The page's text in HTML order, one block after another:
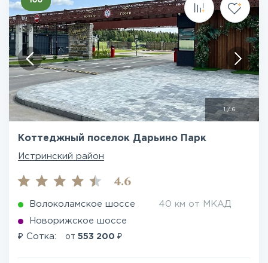
1/6
Коттеджный поселок Дарьино Парк
Истринский район
4.6
Волоколамское шоссе 40 км от МКАД
Новорижское шоссе
₽ Сотка: от 553 200 ₽